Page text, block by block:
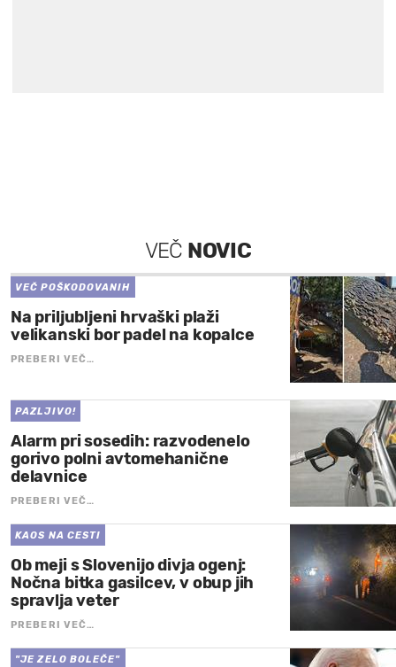
VEČ NOVIC
VEČ POŠKODOVANIH
Na priljubljeni hrvaški plaži
velikanski bor padel na kopalce
PREBERI VEČ…
PAZLJIVO!
Alarm pri sosedih: razvodenelo
gorivo polni avtomehanične
delavnice
PREBERI VEČ…
KAOS NA CESTI
Ob meji s Slovenijo divja ogenj:
Nočna bitka gasilcev, v obup jih
spravlja veter
PREBERI VEČ…
"JE ZELO BOLEČE"